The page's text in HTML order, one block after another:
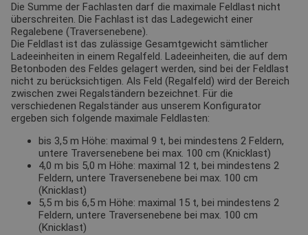
Die Summe der Fachlasten darf die maximale Feldlast nicht
überschreiten. Die Fachlast ist das Ladegewicht einer
Regalebene (Traversenebene).
Die Feldlast ist das zulässige Gesamtgewicht sämtlicher
Ladeeinheiten in einem Regalfeld. Ladeeinheiten, die auf dem
Betonboden des Feldes gelagert werden, sind bei der Feldlast
nicht zu berücksichtigen. Als Feld (Regalfeld) wird der Bereich
zwischen zwei Regalständern bezeichnet. Für die
verschiedenen Regalständer aus unserem Konfigurator
ergeben sich folgende maximale Feldlasten:
bis 3,5 m Höhe: maximal 9 t, bei mindestens 2 Feldern,
untere Traversenebene bei max. 100 cm (Knicklast)
4,0 m bis 5,0 m Höhe: maximal 12 t, bei mindestens 2
Feldern, untere Traversenebene bei max. 100 cm
(Knicklast)
5,5 m bis 6,5 m Höhe: maximal 15 t, bei mindestens 2
Feldern, untere Traversenebene bei max. 100 cm
(Knicklast)